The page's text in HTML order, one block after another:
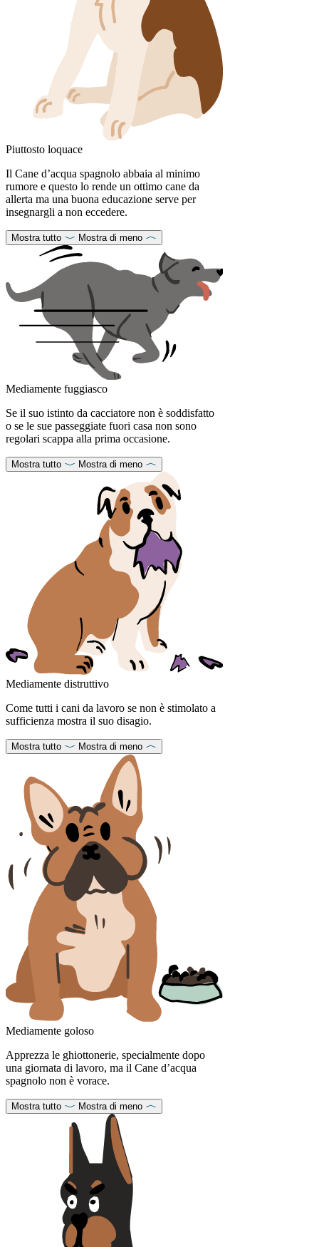
Piuttosto loquace
Il Cane d’acqua spagnolo abbaia al minimo
rumore e questo lo rende un ottimo cane da
allerta ma una buona educazione serve per
insegnargli a non eccedere.
Mostra tutto Mostra di meno
Mediamente fuggiasco
Se il suo istinto da cacciatore non è soddisfatto
o se le sue passeggiate fuori casa non sono
regolari scappa alla prima occasione.
Mostra tutto Mostra di meno
Mediamente distruttivo
Come tutti i cani da lavoro se non è stimolato a
sufficienza mostra il suo disagio.
Mostra tutto Mostra di meno
Mediamente goloso
Apprezza le ghiottonerie, specialmente dopo
una giornata di lavoro, ma il Cane d’acqua
spagnolo non è vorace.
Mostra tutto Mostra di meno